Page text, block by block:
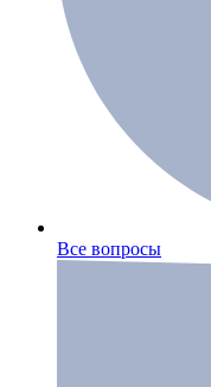
Все вопросы